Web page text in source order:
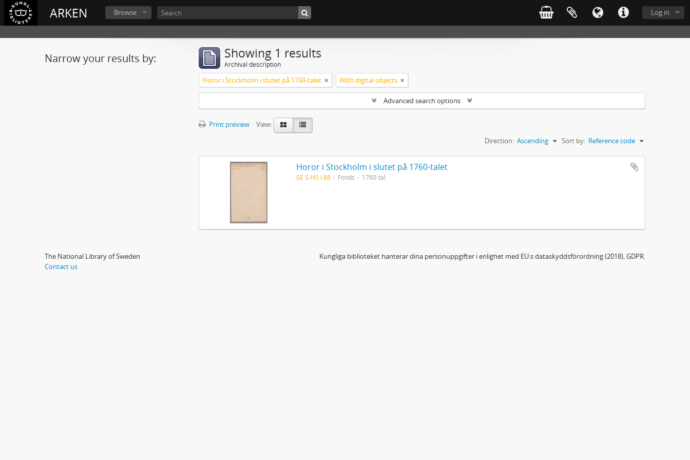
ARKEN Log in
Browse
Narrow your results by: Showing 1 results
Archival description
Horor i Stockholm i slutet på 1760-talet With digital objects
Advanced search options
Print preview
View:
Sort by: Reference code
Direction: Ascending
Horor i Stockholm i slutet på 1760-talet
SE S-HS I 88 Fonds 1760-tal
The National Library of Sweden
Contact us
Kungliga biblioteket hanterar dina personuppgifter i enlighet med EU:s dataskyddsförordning (2018), GDPR.